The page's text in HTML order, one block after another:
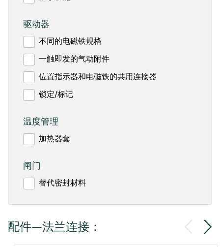
驱动器
不同的电磁铁规格
一触即发的气动附件
位置指示器和电磁铁的共用连接器
锁定/标记
温度管理
加热器套
闸门
替代密封材料
配件—法兰连接：